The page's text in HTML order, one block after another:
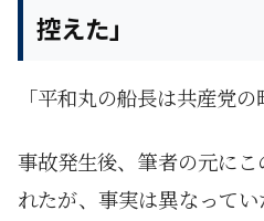
控えた」
「平和丸の船長は共産党の
事故発生後、筆者の元に
れたが、事実は異なって